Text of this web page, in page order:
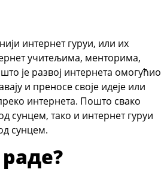
интернет гуруи, или их
учитељима, менторима,
је развој интернета омогућио
и преносе своје идеје или
интернета. Пошто свако
сунцем, тако и интернет гуруи
сунцем.